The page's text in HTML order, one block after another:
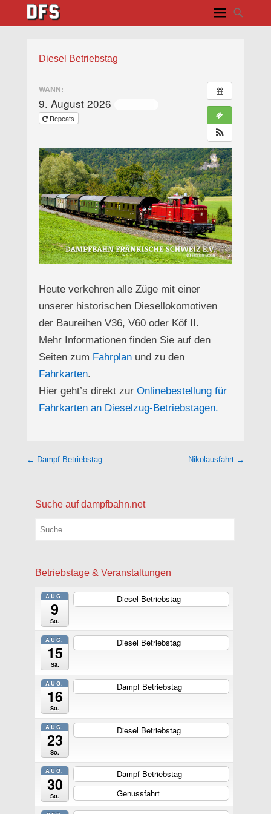
Diesel Betriebstag
WANN:
9. August 2026
Repeats
Heute verkehren alle Züge mit einer
unserer historischen Diesellokomotiven
der Baureihen V36, V60 oder Köf II.
Mehr Informationen finden Sie auf den
Seiten zum Fahrplan und zu den
Fahrkarten.
Hier geht’s direkt zur Onlinebestellung für
Fahrkarten an Dieselzug-Betriebstagen.
Beitragsnavigation
← Dampf Betriebstag Nikolausfahrt →
Suche auf dampfbahn.net
Suchen
Betriebstage & Veranstaltungen
AUG.
9
So.
Diesel Betriebstag
AUG.
15
Sa.
Diesel Betriebstag
AUG.
16
So.
Dampf Betriebstag
AUG.
23
So.
Diesel Betriebstag
AUG.
30
So.
Dampf Betriebstag
Genussfahrt